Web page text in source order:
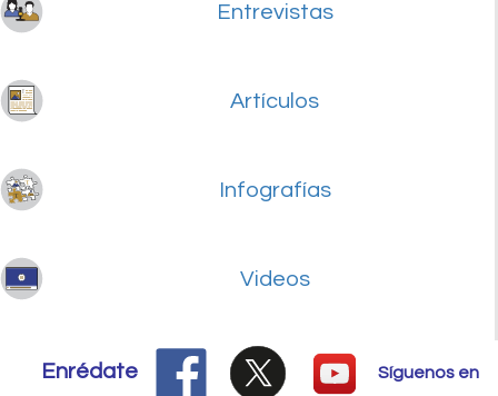
Entrevistas
Artículos
Infografías
Videos
Enrédate Síguenos en